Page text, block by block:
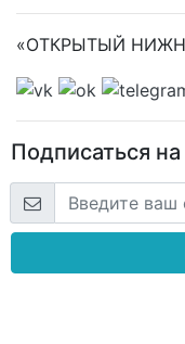
«ОТКРЫТЫЙ
Подписаться